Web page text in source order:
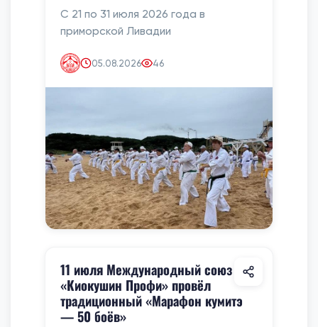
С 21 по 31 июля 2026 года в
приморской Ливадии
05.08.2026 46
11 июля Международный союз
«Киокушин Профи» провёл
традиционный «Марафон кумитэ
— 50 боёв»